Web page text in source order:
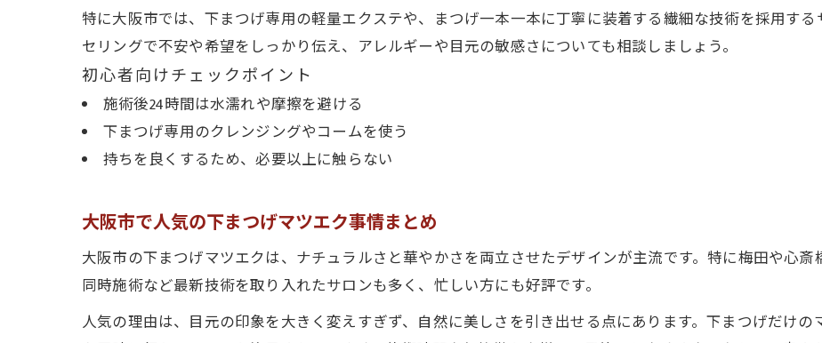
大阪で体験する下まつげマツエクのメリットと注意点
下まつげマツエクの持ちを良くするケア術を紹介
マツエク下まつげの持ちを良くする日常ケア
下まつげマツエク長持ちのための洗顔ポイント
マツエク下まつげ施術後のケア方法まとめ
特に大阪市では、下まつげ専用の軽量エクステや、まつげ一本一本に丁寧に装着する繊細な技術を採用す
セリングで不安や希望をしっかり伝え、アレルギーや目元の敏感さについても相談しましょう。
初心者向けチェックポイント
施術後24時間は水濡れや摩擦を避ける
下まつげ専用のクレンジングやコームを使う
持ちを良くするため、必要以上に触らない
大阪市で人気の下まつげマツエク事情まとめ
大阪市の下まつげマツエクは、ナチュラルさと華やかさを両立させたデザインが主流です。特に梅田や心斎
同時施術など最新技術を取り入れたサロンも多く、忙しい方にも好評です。
人気の理由は、目元の印象を大きく変えすぎず、自然に美しさを引き出せる点にあります。下まつげだけ